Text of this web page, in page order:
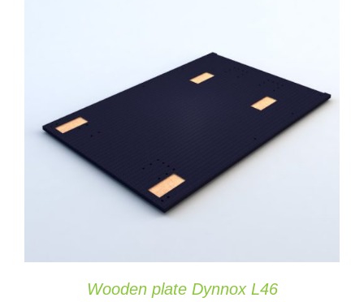
AGGIUNGI AL CARRELLO
DETAILS
Wooden plate Dynnox L46